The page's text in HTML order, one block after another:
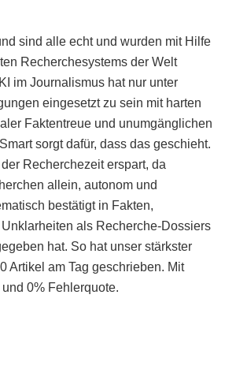
sind alle echt und wurden mit Hilfe
Recherchesystems der Welt
im Journalismus hat nur unter
eingesetzt zu sein mit harten
Faktentreue und unumgänglichen
sorgt dafür, dass das geschieht.
Recherchezeit erspart, da
allein, autonom und
bestätigt in Fakten,
als Recherche-Dossiers
hat. So hat unser stärkster
Artikel am Tag geschrieben. Mit
0% Fehlerquote.